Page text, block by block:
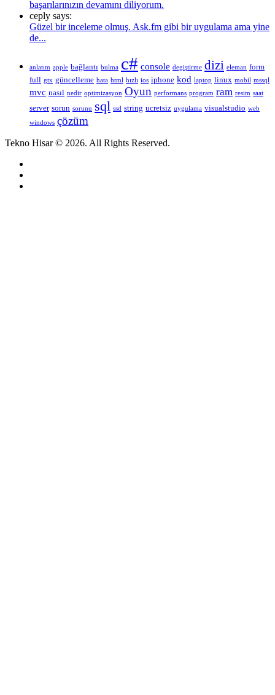
başarılarınızın devamını diliyorum.
ceply says:
Güzel bir inceleme olmuş. Ask.fm gibi bir uygulama ama yine
de...
anlatım apple bağlantı bulma c# console degiştirme dizi eleman form
full gtx güncelleme hata html hızlı ios iphone kod laptop linux mobil mssql
mvc nasıl nedir optimizasyon Oyun performans program ram resim saat
server sorun sorunu sql ssd string ucretsiz uygulama visualstudio web
windows çözüm
Tekno Hisar © 2026. All Rights Reserved.